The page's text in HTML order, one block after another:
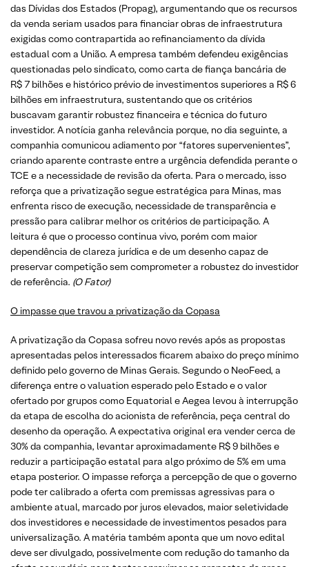
das Dívidas dos Estados (Propag), argumentando que os recursos
da venda seriam usados para financiar obras de infraestrutura
exigidas como contrapartida ao refinanciamento da dívida
estadual com a União. A empresa também defendeu exigências
questionadas pelo sindicato, como carta de fiança bancária de
R$ 7 bilhões e histórico prévio de investimentos superiores a R$ 6
bilhões em infraestrutura, sustentando que os critérios
buscavam garantir robustez financeira e técnica do futuro
investidor. A notícia ganha relevância porque, no dia seguinte, a
companhia comunicou adiamento por “fatores supervenientes”,
criando aparente contraste entre a urgência defendida perante o
TCE e a necessidade de revisão da oferta. Para o mercado, isso
reforça que a privatização segue estratégica para Minas, mas
enfrenta risco de execução, necessidade de transparência e
pressão para calibrar melhor os critérios de participação. A
leitura é que o processo continua vivo, porém com maior
dependência de clareza jurídica e de um desenho capaz de
preservar competição sem comprometer a robustez do investidor
de referência. (O Fator)
O impasse que travou a privatização da Copasa
A privatização da Copasa sofreu novo revés após as propostas
apresentadas pelos interessados ficarem abaixo do preço mínimo
definido pelo governo de Minas Gerais. Segundo o NeoFeed, a
diferença entre o valuation esperado pelo Estado e o valor
ofertado por grupos como Equatorial e Aegea levou à interrupção
da etapa de escolha do acionista de referência, peça central do
desenho da operação. A expectativa original era vender cerca de
30% da companhia, levantar aproximadamente R$ 9 bilhões e
reduzir a participação estatal para algo próximo de 5% em uma
etapa posterior. O impasse reforça a percepção de que o governo
pode ter calibrado a oferta com premissas agressivas para o
ambiente atual, marcado por juros elevados, maior seletividade
dos investidores e necessidade de investimentos pesados para
universalização. A matéria também aponta que um novo edital
deve ser divulgado, possivelmente com redução do tamanho da